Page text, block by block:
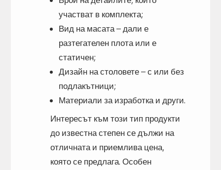
участват в комплекта;
Вид на масата – дали е
разтегателен плота или е
статичен;
Дизайн на столовете – с или без
подлакътници;
Материали за изработка и други.
Интересът към този тип продукти
до известна степен се дължи на
отличната и приемлива цена,
която се предлага. Особен